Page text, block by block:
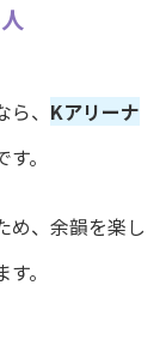
、 Kアリーナ
。
め、余韻を楽し
。